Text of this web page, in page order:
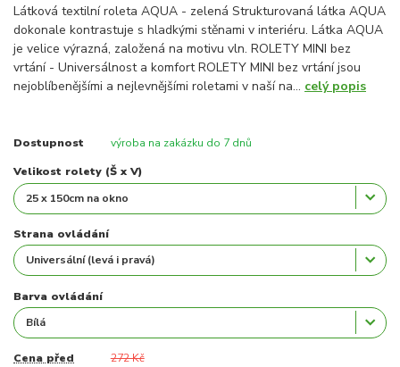
Látková textilní roleta AQUA - zelená Strukturovaná látka AQUA
dokonale kontrastuje s hladkými stěnami v interiéru. Látka AQUA
je velice výrazná, založená na motivu vln. ROLETY MINI bez
vrtání - Universálnost a komfort ROLETY MINI bez vrtání jsou
nejoblíbenějšími a nejlevnějšími roletami v naší na... celý popis
Dostupnost výroba na zakázku do 7 dnů
Velikost rolety (Š x V)
Strana ovládání
Barva ovládání
Cena před
272 Kč